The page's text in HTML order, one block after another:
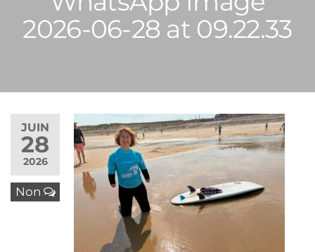
2026-06-28 at 09.22.33
JUIN
28
2026
Non